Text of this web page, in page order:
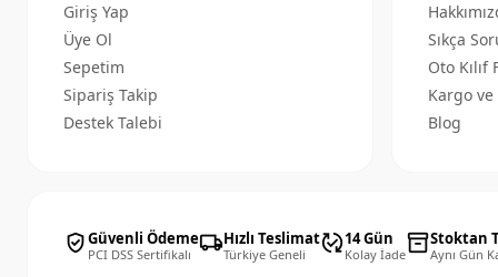
Giriş Yap
Üye Ol
Sepetim
Sipariş Takip
Destek Talebi
Sıkça
Oto Kılıf
Kargo
Blog
verified_userGüvenli Ödeme
PCI DSS Sertifikalı local_shippingHızlı Teslimat
Türkiye Geneli published_with_changes14 Gün
Kolay İadeinventory_2Stoktan
Aynı Gün